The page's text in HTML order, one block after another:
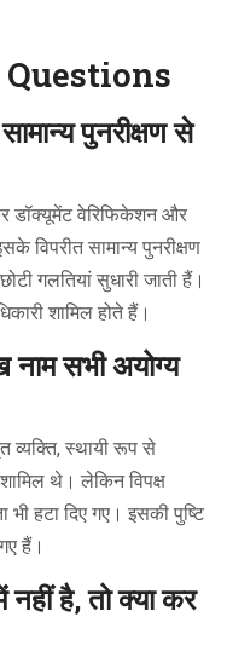
पुनरीक्षण से
डॉक्यूमेंट वेरिफिकेशन और
विपरीत सामान्य पुनरीक्षण
गलतियां सुधारी जाती हैं।
शामिल होते हैं।
नाम सभी अयोग्य
व्यक्ति, स्थायी रूप से
थे। लेकिन विपक्ष
हटा दिए गए। इसकी पुष्टि
हैं।
है, तो क्या कर